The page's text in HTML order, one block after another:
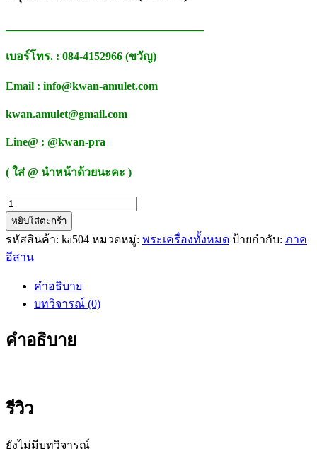
เบอร์โทร. : 084-4152966 (ขวัญ)
Email : info@kwan-amulet.com
kwan.amulet@gmail.com
Line@ : @kwan-pra
( ใส่ @ นำหน้าด้วยนะคะ )
จำนวน
พระ
ปิด
ตา
พระ
ราหู
น้ำ
57
ปู่
หยิบใส่ตะกร้า
รหัสสินค้า: ka504 หมวดหมู่: พระเครื่องทั้งหมด ป้ายกำกับ: ภาค
อีสาน
คำอธิบาย
บทวิจารณ์ (0)
คำอธิบาย
รีวิว
ยังไม่มีบทวิจารณ์